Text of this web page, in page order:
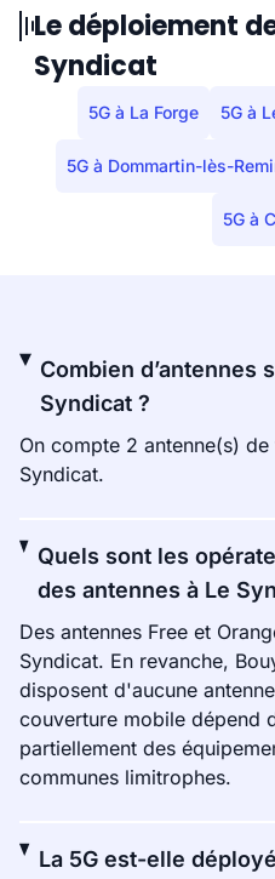
Le déploiement
Syndicat
5G à La Forge 5G à
5G à Dommartin-lès-
5G à
Combien d’antennes
Syndicat ?
On compte 2 antenne(s)
Syndicat.
Quels sont les
des antennes à Le
Des antennes Free et
Syndicat. En revanche,
disposent d'aucune
couverture mobile dépend
partiellement des
communes limitrophes.
La 5G est-elle